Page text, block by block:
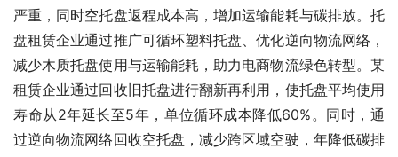
严重，同时空托盘返程成本高，增加运输能耗与碳排放。托
盘租赁企业通过推广可循环塑料托盘、优化逆向物流网络，
减少木质托盘使用与运输能耗，助力电商物流绿色转型。某
租赁企业通过回收旧托盘进行翻新再利用，使托盘平均使用
寿命从2年延长至5年，单位循环成本降低60%。同时，通
过逆向物流网络回收空托盘，减少跨区域空驶，年降低碳排